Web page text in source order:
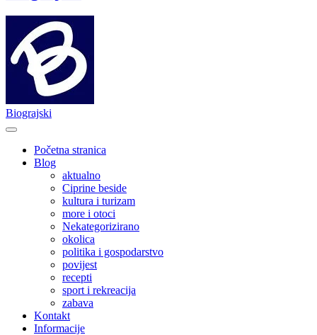
Biograjski
Početna stranica
Blog
aktualno
Ciprine beside
kultura i turizam
more i otoci
Nekategorizirano
okolica
politika i gospodarstvo
povijest
recepti
sport i rekreacija
zabava
Kontakt
Informacije